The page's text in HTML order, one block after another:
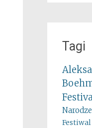
Tagi